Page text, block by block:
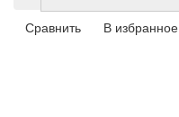
Сравнить
В избранное